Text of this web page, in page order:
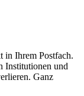
in Ihrem Postfach.
Institutionen und
Ganz